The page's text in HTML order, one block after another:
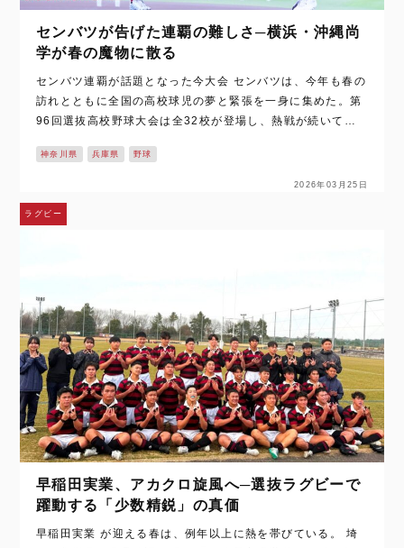
センバツが告げた連覇の難しさ─横浜・沖縄尚
学が春の魔物に散る
センバツ連覇が話題となった今大会 センバツは、今年も春の
訪れとともに全国の高校球児の夢と緊張を一身に集めた。第
96回選抜高校野球大会は全32校が登場し、熱戦が続いてい
を集めたのが昨年の…
神奈川県 兵庫県 野球
2026年03月25日
ラグビー
早稲田実業、アカクロ旋風へ─選抜ラグビーで
躍動する「少数精鋭」の真価
早稲田実業 が迎える春は、例年以上に熱を帯びている。 埼